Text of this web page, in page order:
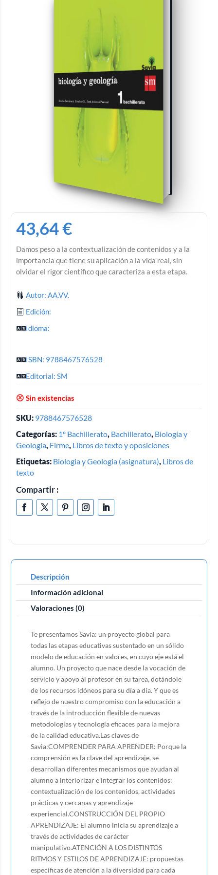
43,64€
Damos peso a la contextualización de contenidos y a la
importancia que tiene su aplicación a la vida real, sin
olvidar el rigor científico que caracteriza a esta etapa.
Autor: AA.VV.
Edición:
Idioma:
ISBN: 9788467576528
Editorial: SM
Sin existencias
SKU: 9788467576528
Categorías: 1º Bachillerato, Bachillerato, Biología y
Geología, Firme, Libros de texto y oposiciones
Etiquetas: Biologia y Geologia (asignatura), Libros de
texto
Compartir :
Descripción
Información adicional
Valoraciones (0)
Te presentamos Savia: un proyecto global para
todas las etapas educativas sustentado en un sólido
modelo de educación en valores, en cuyo eje está el
alumno. Un proyecto que nace desde la vocación de
servicio y apoyo al profesor en su tarea, dotándole
de los recursos idóneos para su día a día. Y que es
reflejo de nuestro compromiso con la educación a
través de la introducción flexible de nuevas
metodologías y tecnología eficaces para la mejora
de la calidad educativa.Las claves de
Savia:COMPRENDER PARA APRENDER: Porque la
comprensión es la clave del aprendizaje, se
desarrollan diferentes mecanismos que ayudan al
alumno a interiorizar e integrar los contenidos:
contextualización de los contenidos, actividades
prácticas y cercanas y aprendizaje
experiencial.CONSTRUCCIÓN DEL PROPIO
APRENDIZAJE: El alumno inicia su aprendizaje a
través de actividades de carácter
manipulativo.ATENCIÓN A LOS DISTINTOS
RITMOS Y ESTILOS DE APRENDIZAJE: propuestas
específicas de atención a la diversidad para cada